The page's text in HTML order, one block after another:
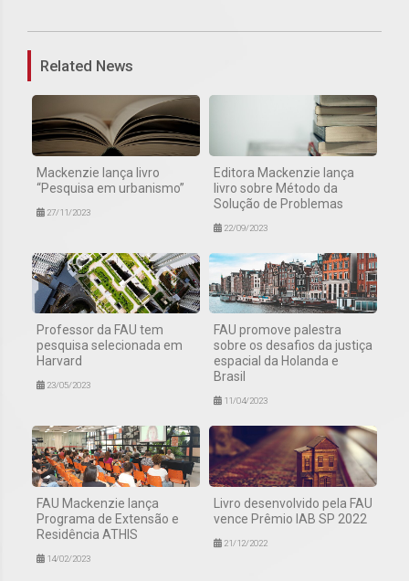
Related News
Mackenzie lança livro
“Pesquisa em urbanismo”
27/11/2023
Editora Mackenzie lança
livro sobre Método da
Solução de Problemas
22/09/2023
Professor da FAU tem
pesquisa selecionada em
Harvard
23/05/2023
FAU promove palestra
sobre os desafios da justiça
espacial da Holanda e
Brasil
11/04/2023
FAU Mackenzie lança
Programa de Extensão e
Residência ATHIS
14/02/2023
Livro desenvolvido pela FAU
vence Prêmio IAB SP 2022
21/12/2022